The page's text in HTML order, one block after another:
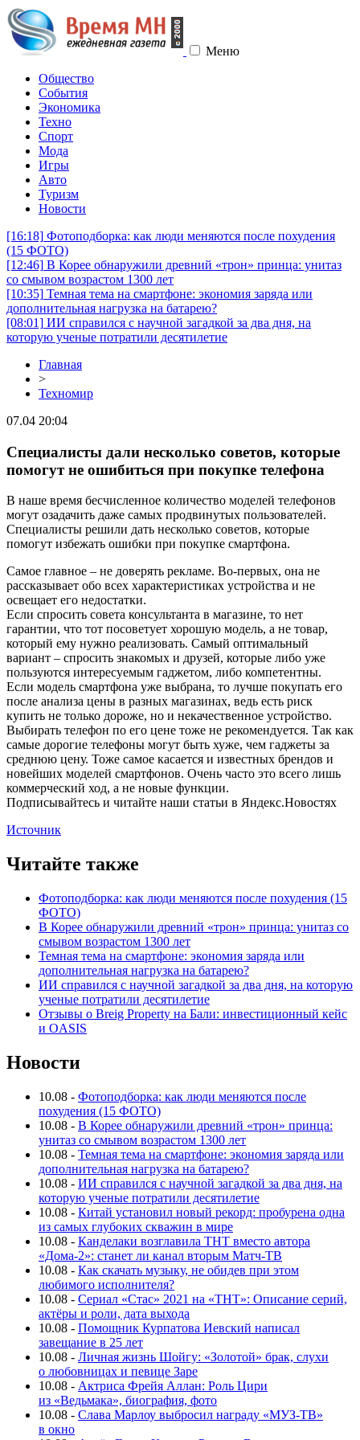
Меню
Общество
События
Экономика
Техно
Спорт
Мода
Игры
Авто
Туризм
Новости
[16:18] Фотоподборка: как люди меняются после похудения
(15 ФОТО)
[12:46] В Корее обнаружили древний «трон» принца: унитаз
со смывом возрастом 1300 лет
[10:35] Темная тема на смартфоне: экономия заряда или
дополнительная нагрузка на батарею?
[08:01] ИИ справился с научной загадкой за два дня, на
которую ученые потратили десятилетие
Главная
>
Техномир
07.04 20:04
Специалисты дали несколько советов, которые
помогут не ошибиться при покупке телефона
В наше время бесчисленное количество моделей телефонов
могут озадачить даже самых продвинутых пользователей.
Специалисты решили дать несколько советов, которые
помогут избежать ошибки при покупке смартфона.
Самое главное – не доверять рекламе. Во-первых, она не
рассказывает обо всех характеристиках устройства и не
освещает его недостатки.
Если спросить совета консультанта в магазине, то нет
гарантии, что тот посоветует хорошую модель, а не товар,
который ему нужно реализовать. Самый оптимальный
вариант – спросить знакомых и друзей, которые либо уже
пользуются интересуемым гаджетом, либо компетентны.
Если модель смартфона уже выбрана, то лучше покупать его
после анализа цены в разных магазинах, ведь есть риск
купить не только дороже, но и некачественное устройство.
Выбирать телефон по его цене тоже не рекомендуется. Так как
самые дорогие телефоны могут быть хуже, чем гаджеты за
среднюю цену. Тоже самое касается и известных брендов и
новейших моделей смартфонов. Очень часто это всего лишь
коммерческий ход, а не новые функции.
Подписывайтесь и читайте наши статьи в Яндекс.Новостях
Источник
Читайте также
Фотоподборка: как люди меняются после похудения (15
ФОТО)
В Корее обнаружили древний «трон» принца: унитаз со
смывом возрастом 1300 лет
Темная тема на смартфоне: экономия заряда или
дополнительная нагрузка на батарею?
ИИ справился с научной загадкой за два дня, на которую
ученые потратили десятилетие
Отзывы о Breig Property на Бали: инвестиционный кейс
и OASIS
Новости
10.08 - Фотоподборка: как люди меняются после
похудения (15 ФОТО)
10.08 - В Корее обнаружили древний «трон» принца:
унитаз со смывом возрастом 1300 лет
10.08 - Темная тема на смартфоне: экономия заряда или
дополнительная нагрузка на батарею?
10.08 - ИИ справился с научной загадкой за два дня, на
которую ученые потратили десятилетие
10.08 - Китай установил новый рекорд: пробурена одна
из самых глубоких скважин в мире
10.08 - Канделаки возглавила ТНТ вместо автора
«Дома-2»: станет ли канал вторым Матч-ТВ
10.08 - Как скачать музыку, не обидев при этом
любимого исполнителя?
10.08 - Сериал «Стас» 2021 на «ТНТ»: Описание серий,
актёры и роли, дата выхода
10.08 - Помощник Курпатова Иевский написал
завещание в 25 лет
10.08 - Личная жизнь Шойгу: «Золотой» брак, слухи
о любовницах и певице Заре
10.08 - Актриса Фрейя Аллан: Роль Цири
из «Ведьмака», биография, фото
10.08 - Слава Марлоу выбросил награду «МУЗ-ТВ»
в окно